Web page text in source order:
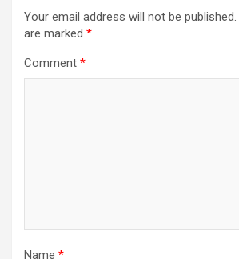
Your email address will not be published.
are marked *
Comment *
Name *